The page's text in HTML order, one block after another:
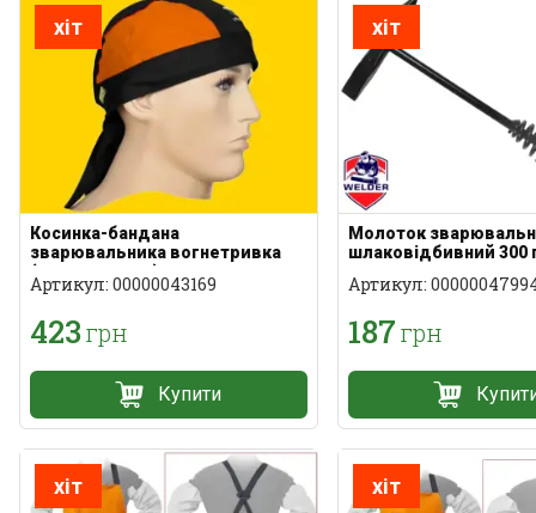
хіт
Косинка-бандана
зварювальника вогнетривка
(помаранчева)
Артикул: 00000043169
423грн
Купити
хіт
Молоток
шлаковідбивний 300
Артикул:
187грн
хіт хіт